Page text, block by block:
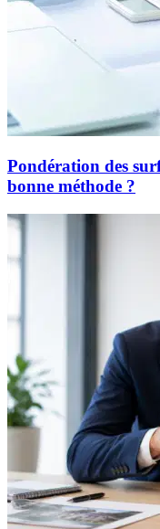
Pondération des
bonne méthode ?